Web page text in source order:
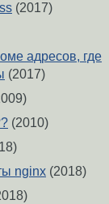
(2017)
адресов, где
(2017)
(2010)
nginx (2018)